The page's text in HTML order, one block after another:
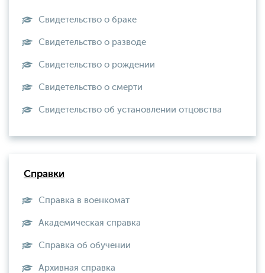
Свидетельство о браке
Свидетельство о разводе
Свидетельство о рождении
Свидетельство о смерти
Свидетельство об установлении отцовства
Справки
Справка в военкомат
Академическая справка
Справка об обучении
Архивная справка